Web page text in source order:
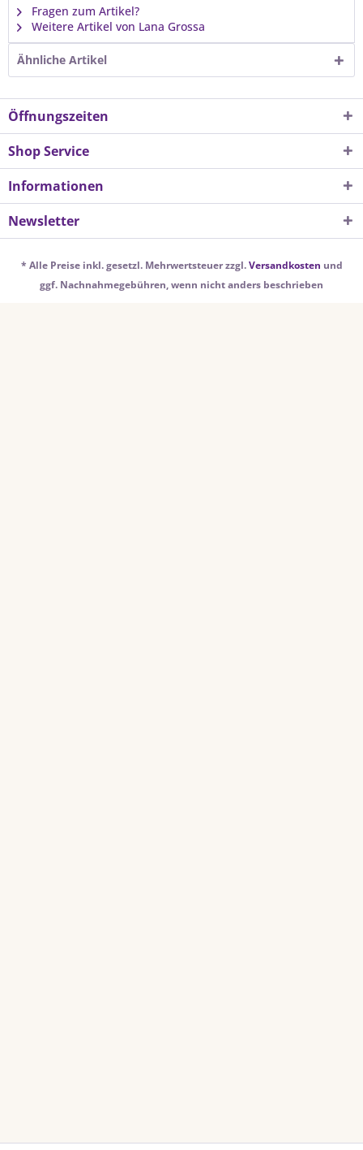
Fragen zum Artikel?
Weitere Artikel von Lana Grossa
Ähnliche Artikel
Öffnungszeiten
Shop Service
Informationen
Newsletter
* Alle Preise inkl. gesetzl. Mehrwertsteuer zzgl.Versandkosten und
ggf. Nachnahmegebühren, wenn nicht anders beschrieben